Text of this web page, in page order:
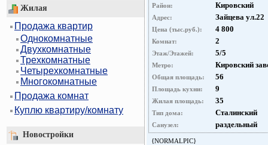
Жилая
Продажа квартир
Однокомнатные
Двухкомнатные
Трехкомнатные
Четырехкомнатные
Многокомнатные
Продажа комнат
Куплю квартиру/комнату
Новостройки
Район: Кировский
Адрес: Зайцева ул.22
Цена (тыс.руб.): 4 800
Комнат: 2
Этаж/Этажей: 5/5
Метро: Кировский
Общая площадь: 56
Площадь кухни: 9
Жилая площадь: 35
Тип дома: Сталинский
Санузел: раздельный
{NORMALPIC}